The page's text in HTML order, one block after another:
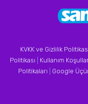
KVKK ve Gizlilik
Politikası
Kullanım
Politikaları
Google